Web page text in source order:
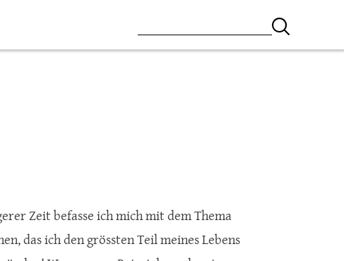
Zeit befasse ich mich mit dem Thema
das ich den grössten Teil meines Lebens